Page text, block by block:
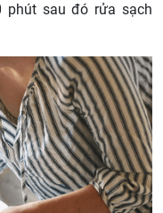
phút sau đó rửa sạch